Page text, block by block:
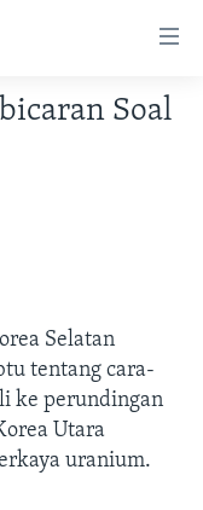
Soal
Selatan
tentang cara-
ke perundingan
Utara
uranium.